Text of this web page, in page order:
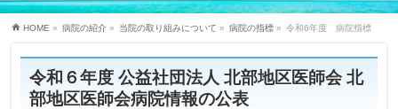
HOME » 病院の紹介 » 当院の取り組みについて » 病院の指標 » 令和6年度 病院指標
令和６年度 公益社団法人 北部地区医師会 北
部地区医師会病院情報の公表